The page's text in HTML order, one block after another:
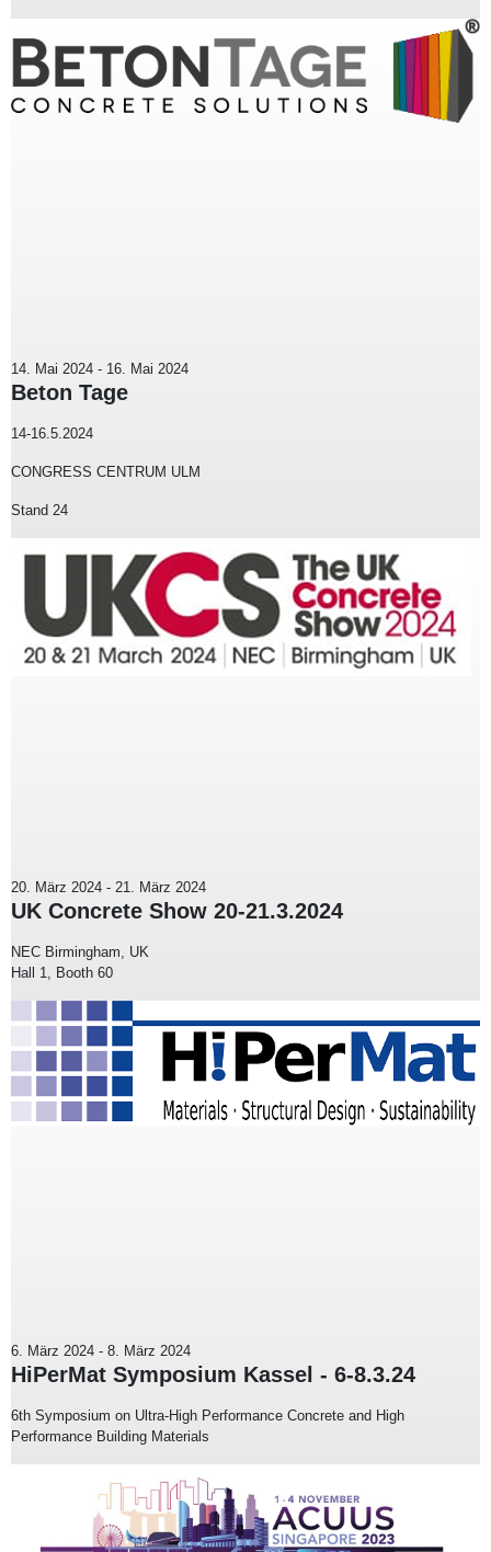
14. Mai 2024 - 16. Mai 2024
Beton Tage
14-16.5.2024
CONGRESS CENTRUM ULM
Stand 24
20. März 2024 - 21. März 2024
UK Concrete Show 20-21.3.2024
NEC Birmingham, UK
Hall 1, Booth 60
6. März 2024 - 8. März 2024
HiPerMat Symposium Kassel - 6-8.3.24
6th Symposium on Ultra-High Performance Concrete and High
Performance Building Materials